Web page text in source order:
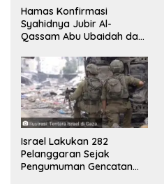
Hamas Konfirmasi
Syahidnya Jubir Al-
Qassam Abu Ubaidah dan
Sinwar
Israel Lakukan 282
Pelanggaran Sejak
Pengumuman Gencatan